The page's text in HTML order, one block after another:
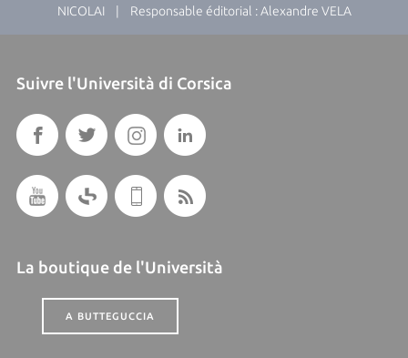
NICOLAI | Responsable éditorial : Alexandre VELA
Suivre l'Università di Corsica
La boutique de l'Università
A BUTTEGUCCIA